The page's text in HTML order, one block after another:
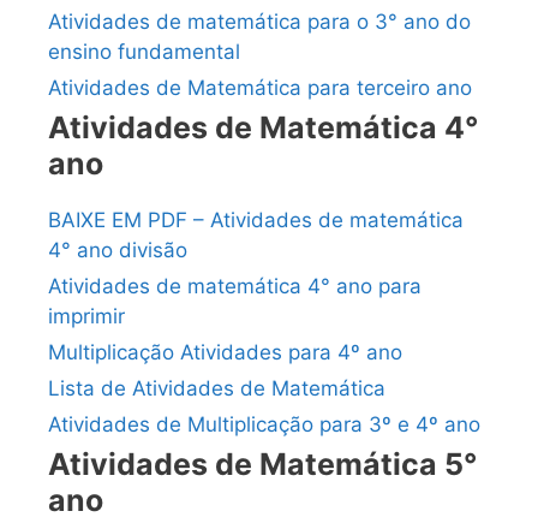
Atividades de matemática para o 3° ano do
ensino fundamental
Atividades de Matemática para terceiro ano
Atividades de Matemática 4°
ano
BAIXE EM PDF – Atividades de matemática
4° ano divisão
Atividades de matemática 4° ano para
imprimir
Multiplicação Atividades para 4º ano
Lista de Atividades de Matemática
Atividades de Multiplicação para 3º e 4º ano
Atividades de Matemática 5°
ano